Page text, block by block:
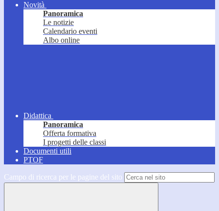
Novità
Panoramica
Le notizie
Calendario eventi
Albo online
Didattica
Panoramica
Offerta formativa
I progetti delle classi
Documenti utili
PTOF
Campo di ricerca per le pagine del sito